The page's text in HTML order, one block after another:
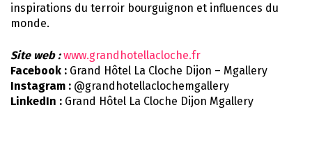
inspirations du terroir bourguignon et influences du
monde.
Site web : www.grandhotellacloche.fr
Facebook : Grand Hôtel La Cloche Dijon – Mgallery
Instagram : @grandhotellaclochemgallery
LinkedIn : Grand Hôtel La Cloche Dijon Mgallery